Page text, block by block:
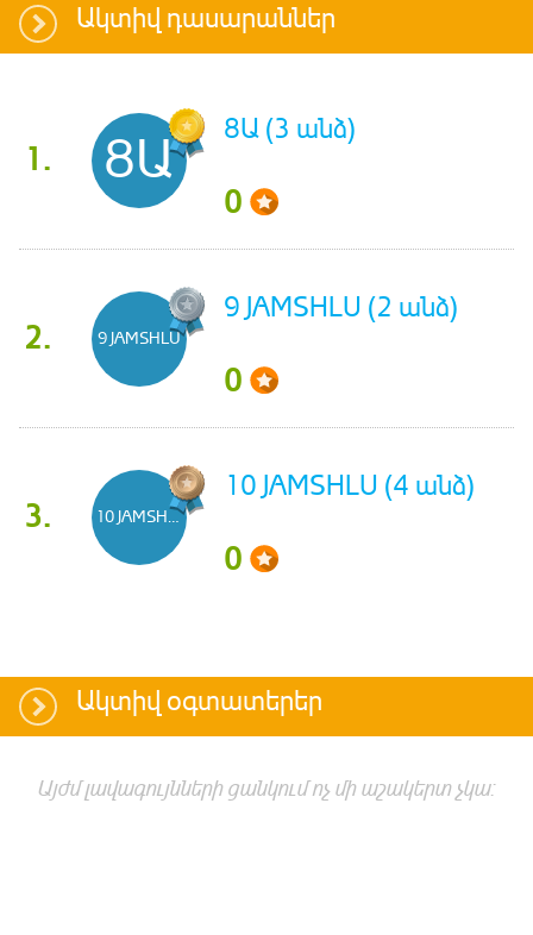
Ակտիվ դասարաններ
1. 8Ա 8Ա (3 անձ)
0
2. 9 JAMSHLU
9 JAMSHLU (2 անձ)
0
3. 10 JAMSHLU
10 JAMSHLU (4 անձ)
0
Ակտիվ օգտատերեր
Այժմ լավագույնների ցանկում ոչ մի աշակերտ չկա: